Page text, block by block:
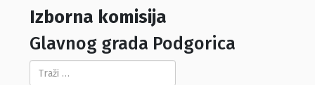
Izborna komisija
Glavnog grada Podgorica
Pretraga...